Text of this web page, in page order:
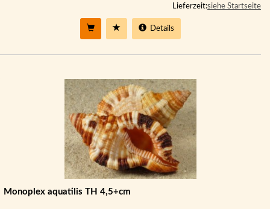
Lieferzeit:siehe Startseite
Details
Monoplex aquatilis TH 4,5+cm